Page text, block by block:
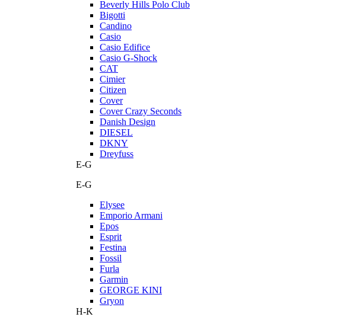
Beverly Hills Polo Club
Bigotti
Candino
Casio
Casio Edifice
Casio G-Shock
CAT
Cimier
Citizen
Cover
Cover Crazy Seconds
Danish Design
DIESEL
DKNY
Dreyfuss
E-G
E-G
Elysee
Emporio Armani
Epos
Esprit
Festina
Fossil
Furla
Garmin
GEORGE KINI
Gryon
H-K